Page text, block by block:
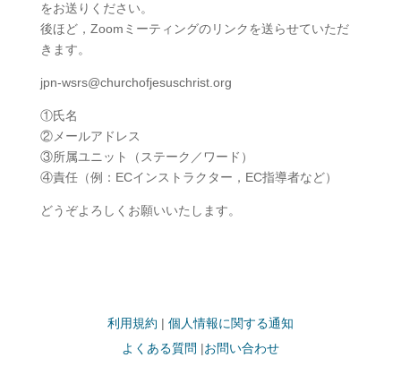
をお送りください。
後ほど，Zoomミーティングのリンクを送らせていただ
きます。
jpn-wsrs@churchofjesuschrist.org
①氏名
②メールアドレス
③所属ユニット（ステーク／ワード）
④責任（例：ECインストラクター，EC指導者など）
どうぞよろしくお願いいたします。
利用規約 | 個人情報に関する通知
よくある質問 |お問い合わせ